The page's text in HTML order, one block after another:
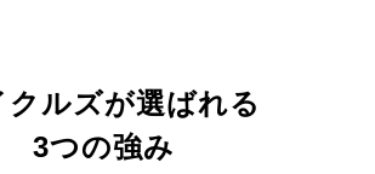
クルズが選ばれる
3つの強み